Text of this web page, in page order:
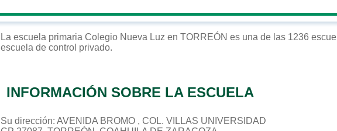
La escuela primaria Colegio Nueva Luz en TORREÓN es una de las 1236
escuela de control privado.
INFORMACIÓN SOBRE LA ESCUELA
Su dirección: AVENIDA BROMO , COL. VILLAS UNIVERSIDAD